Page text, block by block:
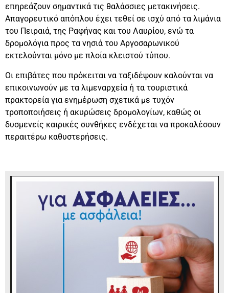
επηρεάζουν σημαντικά τις θαλάσσιες μετακινήσεις.
Απαγορευτικό απόπλου έχει τεθεί σε ισχύ από τα λιμάνια
του Πειραιά, της Ραφήνας και του Λαυρίου, ενώ τα
δρομολόγια προς τα νησιά του Αργοσαρωνικού
εκτελούνται μόνο με πλοία κλειστού τύπου.
Οι επιβάτες που πρόκειται να ταξιδέψουν καλούνται να
επικοινωνούν με τα λιμεναρχεία ή τα τουριστικά
πρακτορεία για ενημέρωση σχετικά με τυχόν
τροποποιήσεις ή ακυρώσεις δρομολογίων, καθώς οι
δυσμενείς καιρικές συνθήκες ενδέχεται να προκαλέσουν
περαιτέρω καθυστερήσεις.